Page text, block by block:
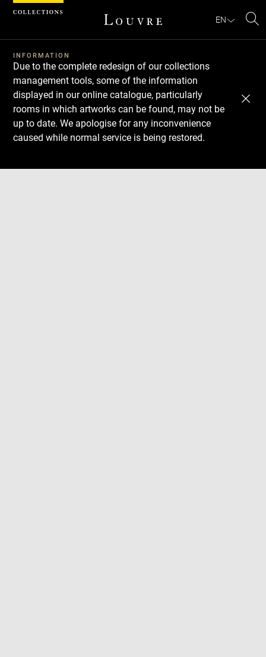
EN
INFORMATION
Due to the complete redesign of our collections
management tools, some of the information
displayed in our online catalogue, particularly
rooms in which artworks can be found, may not be
up to date. We apologise for any inconvenience
caused while normal service is being restored.
Download
Next
Previous
Cookies management panel